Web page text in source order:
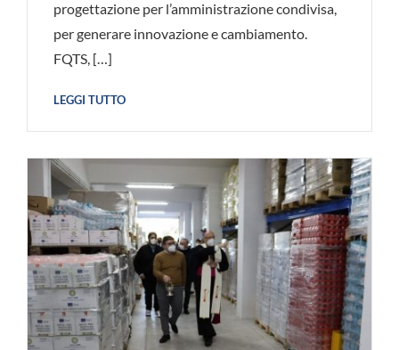
progettazione per l’amministrazione condivisa,
per generare innovazione e cambiamento.
FQTS, […]
LEGGI TUTTO